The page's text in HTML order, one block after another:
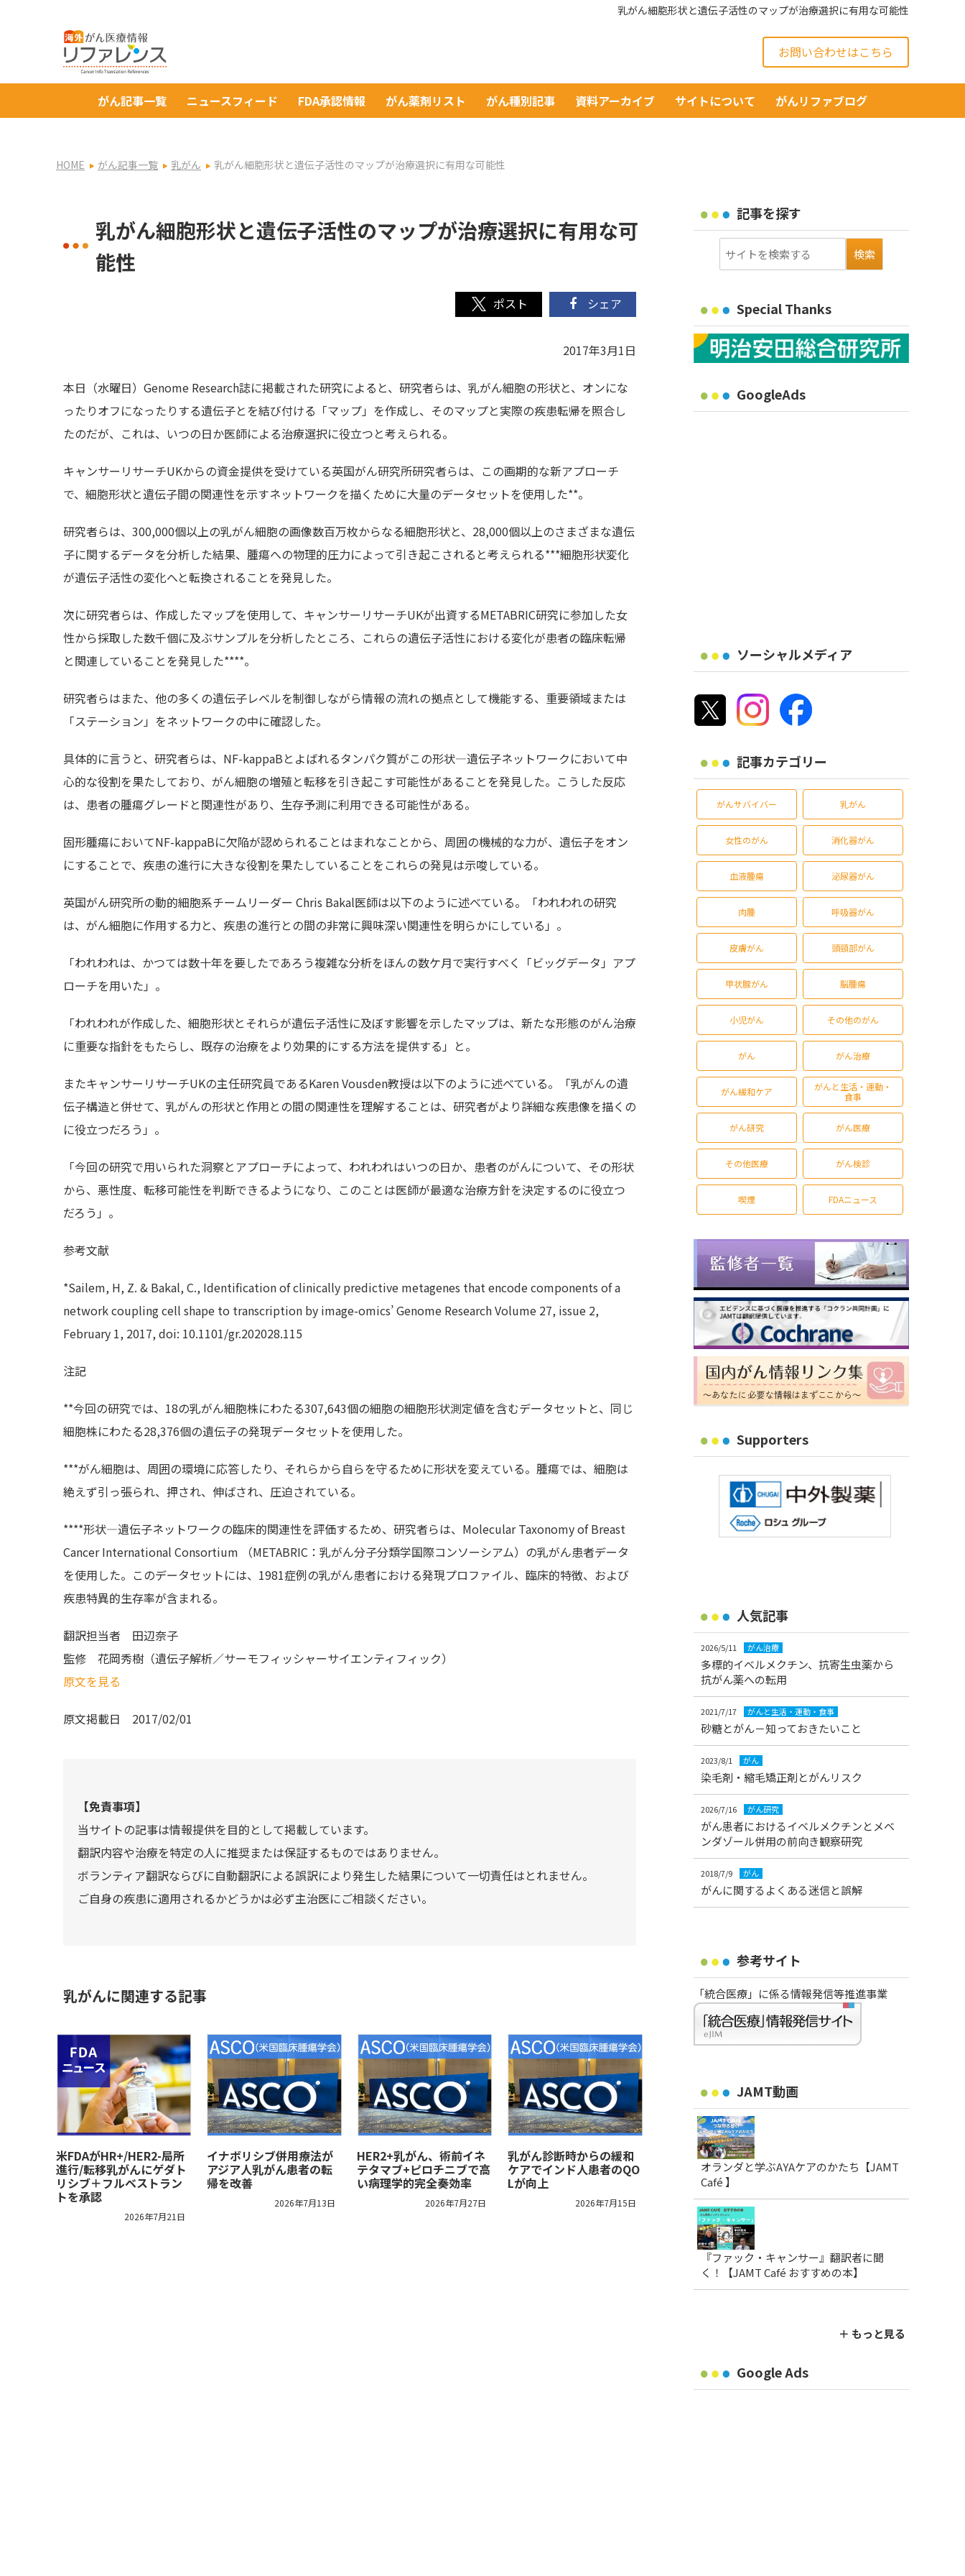
乳がん細胞形状と遺伝子活性のマップが治療選択に有用な可能性
お問い合わせはこちら
がん記事一覧 ニュースフィード FDA承認情報 がん薬剤リスト がん種別記事 資料アーカイブ サイトについて がんリファブログ
HOME がん記事一覧 乳がん 乳がん細胞形状と遺伝子活性のマップが治療選択に有用な可能性
乳がん細胞形状と遺伝子活性のマップが治療選択に有用な可
能性
シェア
2017年3月1日
本日（水曜日）Genome Research誌に掲載された研究によると、研究者らは、乳がん細胞の形状と、オンにな
ったりオフになったりする遺伝子とを結び付ける「マップ」を作成し、そのマップと実際の疾患転帰を照合し
たのだが、これは、いつの日か医師による治療選択に役立つと考えられる。
キャンサーリサーチUKからの資金提供を受けている英国がん研究所研究者らは、この画期的な新アプローチ
で、細胞形状と遺伝子間の関連性を示すネットワークを描くために大量のデータセットを使用した**。
研究者らは、300,000個以上の乳がん細胞の画像数百万枚からなる細胞形状と、28,000個以上のさまざまな遺伝
子に関するデータを分析した結果、腫瘍への物理的圧力によって引き起こされると考えられる***細胞形状変化
が遺伝子活性の変化へと転換されることを発見した。
次に研究者らは、作成したマップを使用して、キャンサーリサーチUKが出資するMETABRIC研究に参加した女
性から採取した数千個に及ぶサンプルを分析したところ、これらの遺伝子活性における変化が患者の臨床転帰
と関連していることを発見した****。
研究者らはまた、他の多くの遺伝子レベルを制御しながら情報の流れの拠点として機能する、重要領域または
「ステーション」をネットワークの中に確認した。
具体的に言うと、研究者らは、NF-kappaBとよばれるタンパク質がこの形状―遺伝子ネットワークにおいて中
心的な役割を果たしており、がん細胞の増殖と転移を引き起こす可能性があることを発見した。こうした反応
は、患者の腫瘍グレードと関連性があり、生存予測に利用できる可能性がある。
固形腫瘍においてNF-kappaBに欠陥が認められることはまれなことから、周囲の機械的な力が、遺伝子をオン
にすることで、疾患の進行に大きな役割を果たしていることをこれらの発見は示唆している。
英国がん研究所の動的細胞系チームリーダー Chris Bakal医師は以下のように述べている。「われわれの研究
は、がん細胞に作用する力と、疾患の進行との間の非常に興味深い関連性を明らかにしている」。
「われわれは、かつては数十年を要したであろう複雑な分析をほんの数ケ月で実行すべく「ビッグデータ」アプ
ローチを用いた」。
「われわれが作成した、細胞形状とそれらが遺伝子活性に及ぼす影響を示したマップは、新たな形態のがん治療
に重要な指針をもたらし、既存の治療をより効果的にする方法を提供する」と。
またキャンサーリサーチUKの主任研究員であるKaren Vousden教授は以下のように述べている。「乳がんの遺
伝子構造と併せて、乳がんの形状と作用との間の関連性を理解することは、研究者がより詳細な疾患像を描くの
に役立つだろう」。
「今回の研究で用いられた洞察とアプローチによって、われわれはいつの日か、患者のがんについて、その形状
から、悪性度、転移可能性を判断できるようになり、このことは医師が最適な治療方針を決定するのに役立つ
だろう」。
参考文献
*Sailem, H, Z. & Bakal, C., Identification of clinically predictive metagenes that encode components of a
network coupling cell shape to transcription by image-omics’ Genome Research Volume 27, issue 2,
February 1, 2017, doi: 10.1101/gr.202028.115
注記
**今回の研究では、18の乳がん細胞株にわたる307,643個の細胞の細胞形状測定値を含むデータセットと、同じ
細胞株にわたる28,376個の遺伝子の発現データセットを使用した。
***がん細胞は、周囲の環境に応答したり、それらから自らを守るために形状を変えている。腫瘍では、細胞は
絶えず引っ張られ、押され、伸ばされ、圧迫されている。
****形状―遺伝子ネットワークの臨床的関連性を評価するため、研究者らは、Molecular Taxonomy of Breast
Cancer International Consortium （METABRIC：乳がん分子分類学国際コンソーシアム）の乳がん患者データ
を使用した。このデータセットには、1981症例の乳がん患者における発現プロファイル、臨床的特徴、および
疾患特異的生存率が含まれる。
翻訳担当者 田辺奈子
監修 花岡秀樹（遺伝子解析／サーモフィッシャーサイエンティフィック）
原文を見る
原文掲載日 2017/02/01
【免責事項】
当サイトの記事は情報提供を目的として掲載しています。
翻訳内容や治療を特定の人に推奨または保証するものではありません。
ボランティア翻訳ならびに自動翻訳による誤訳により発生した結果について一切責任はとれません。
ご自身の疾患に適用されるかどうかは必ず主治医にご相談ください。
乳がんに関連する記事
米FDAがHR+/HER2-局所
進行/転移乳がんにゲダト
リシブ＋フルベストラン
トを承認
2026年7月21日
イナボリシブ併用療法が
アジア人乳がん患者の転
帰を改善
2026年7月13日
HER2+乳がん、術前イネ
テタマブ+ピロチニブで高
い病理学的完全奏効率
2026年7月27日
乳がん診断時からの緩和
ケアでインド人患者のQO
Lが向上
2026年7月15日
記事を探す
Special Thanks
GoogleAds
ソーシャルメディア
記事カテゴリー
がんサバイバー 乳がん
女性のがん 消化器がん
血液腫瘍 泌尿器がん
肉腫 呼吸器がん
皮膚がん 頭頸部がん
甲状腺がん 脳腫瘍
小児がん その他のがん
がん がん治療
がん緩和ケア
がんと生活・運動・
食事
がん研究 がん医療
その他医療 がん検診
喫煙 FDAニュース
Supporters
人気記事
2026/5/11 がん治療
多標的イベルメクチン、抗寄生虫薬から
抗がん薬への転用
2021/7/17 がんと生活・運動・食事
砂糖とがん－知っておきたいこと
2023/8/1 がん
染毛剤・縮毛矯正剤とがんリスク
2026/7/16 がん研究
がん患者におけるイベルメクチンとメベ
ンダゾール併用の前向き観察研究
2018/7/9 がん
がんに関するよくある迷信と誤解
参考サイト
「統合医療」に係る情報発信等推進事業
JAMT動画
オランダと学ぶAYAケアのかたち【JAMT
Café 】
『ファック・キャンサー』翻訳者に聞
く！【JAMT Café おすすめの本】
＋ もっと見る
Google Ads